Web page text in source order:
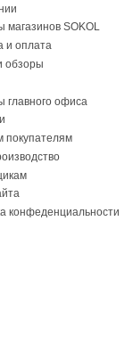
магазинов SOKOL
и оплата
обзоры
главного офиса
покупателям
конфеденциальности